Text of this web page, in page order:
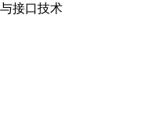
接口技术